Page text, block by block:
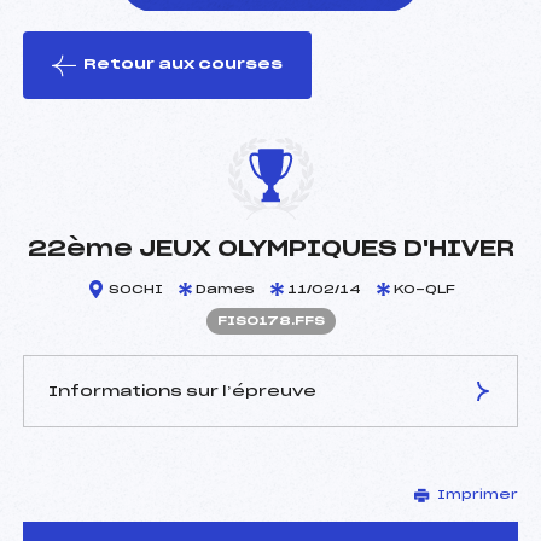
le ski
Retour aux courses
22ème JEUX OLYMPIQUES D'HIVER
SOCHI Dames 11/02/14 KO-QLF
FIS0178.FFS
Informations sur l’épreuve
–
D.T Adjoint :
–
Imprimer